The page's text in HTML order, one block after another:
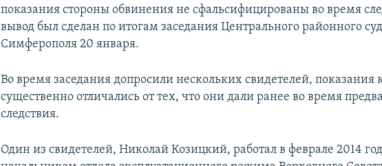
показания стороны обвинения не сфальсифицированы во время
вывод был сделан по итогам заседания Центрального районного
Симферополя 20 января.
Во время заседания допросили нескольких свидетелей, показания
существенно отличались от тех, что они дали ранее во время
следствия.
Один из свидетелей, Николай Козицкий, работал в феврале 2014